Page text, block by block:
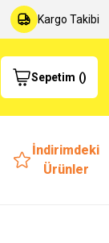
Kargo Takibi
Sepetim ()
İndirimdeki
Ürünler